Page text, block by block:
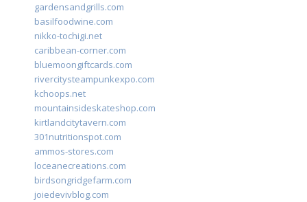
gardensandgrills.com
basilfoodwine.com
nikko-tochigi.net
caribbean-corner.com
bluemoongiftcards.com
rivercitysteampunkexpo.com
kchoops.net
mountainsideskateshop.com
kirtlandcitytavern.com
301nutritionspot.com
ammos-stores.com
loceanecreations.com
birdsongridgefarm.com
joiedevivblog.com